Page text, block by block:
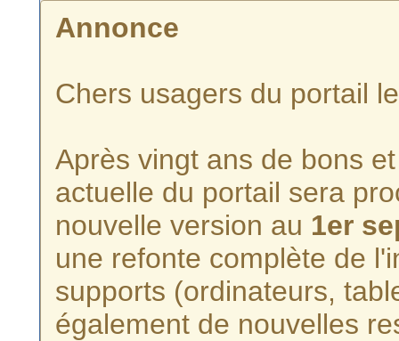
Annonce
Chers usagers du portail
Après vingt ans de bons
actuelle du portail sera
nouvelle version au 1er
une refonte complète de
supports (ordinateurs,
également de nouvelles